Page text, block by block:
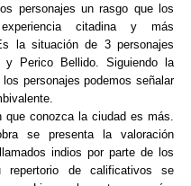
personajes un rasgo que los
citadina y más
la situación de 3 personajes
y Perico Bellido. Siguiendo la
personajes podemos señalar
conozca la ciudad es más.
se presenta la valoración
indios por parte de los
de calificativos se